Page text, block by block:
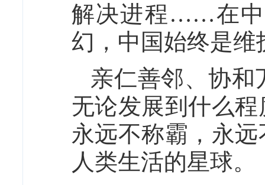
解决进程……在中
幻，中国始终是
亲仁善邻、协和
无论发展到什么
永远不称霸，永
人类生活的星球。